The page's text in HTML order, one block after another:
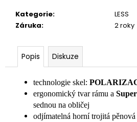
Kategorie:
LESS
Záruka: 2 roky
Popis Diskuze
technologie skel:
ergonomický tvar rámu a
sednou na obličej
odjímatelná horní trojitá
č
u
e